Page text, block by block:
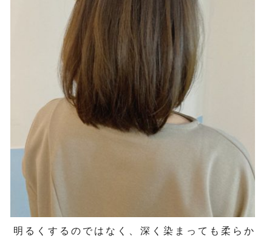
明るくするのではなく、深く染まっても柔らか